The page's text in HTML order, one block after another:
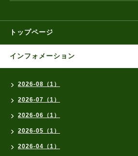
トップページ
インフォメーション
2026-08（1）
2026-07（1）
2026-06（1）
2026-05（1）
2026-04（1）